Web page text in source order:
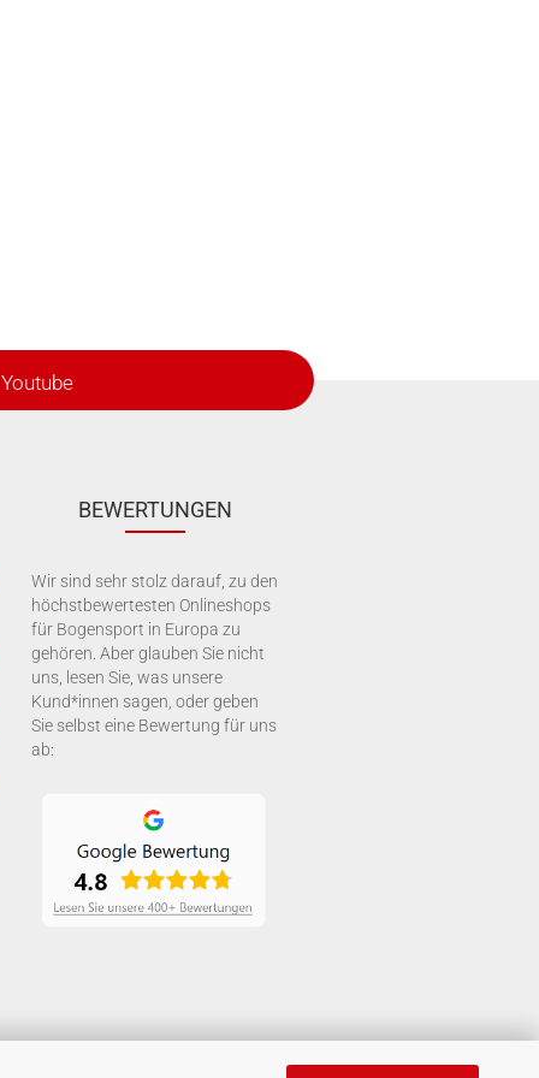
Youtube
BEWERTUNGEN
Wir sind sehr stolz darauf, zu den
höchstbewertesten Onlineshops
für Bogensport in Europa zu
gehören. Aber glauben Sie nicht
uns, lesen Sie, was unsere
Kund*innen sagen, oder geben
Sie selbst eine Bewertung für uns
ab: